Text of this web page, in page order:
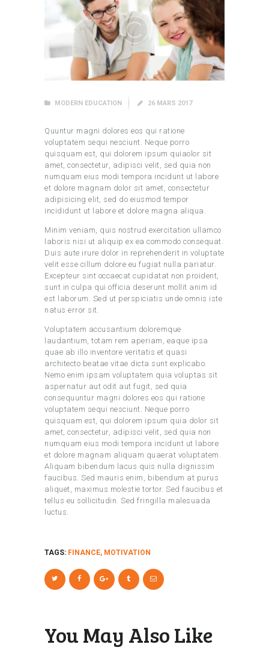
MODERN EDUCATION 26 MARS 2017
Quuntur magni dolores eos qui ratione
voluptatem sequi nesciunt. Neque porro
quisquam est, qui dolorem ipsum quiaolor sit
amet, consectetur, adipisci velit, sed quia non
numquam eius modi tempora incidunt ut labore
et dolore magnam dolor sit amet, consectetur
adipisicing elit, sed do eiusmod tempor
incididunt ut labore et dolore magna aliqua.
Minim veniam, quis nostrud exercitation ullamco
laboris nisi ut aliquip ex ea commodo consequat.
Duis aute irure dolor in reprehenderit in voluptate
velit esse cillum dolore eu fugiat nulla pariatur.
Excepteur sint occaecat cupidatat non proident,
sunt in culpa qui officia deserunt mollit anim id
est laborum. Sed ut perspiciatis unde omnis iste
natus error sit.
Voluptatem accusantium doloremque
laudantium, totam rem aperiam, eaque ipsa
quae ab illo inventore veritatis et quasi
architecto beatae vitae dicta sunt explicabo.
Nemo enim ipsam voluptatem quia voluptas sit
aspernatur aut odit aut fugit, sed quia
consequuntur magni dolores eos qui ratione
voluptatem sequi nesciunt. Neque porro
quisquam est, qui dolorem ipsum quia dolor sit
amet, consectetur, adipisci velit, sed quia non
numquam eius modi tempora incidunt ut labore
et dolore magnam aliquam quaerat voluptatem.
Aliquam bibendum lacus quis nulla dignissim
faucibus. Sed mauris enim, bibendum at purus
aliquet, maximus molestie tortor. Sed faucibus et
tellus eu sollicitudin. Sed fringilla malesuada
luctus.
TAGS: FINANCE, MOTIVATION
You May Also Like